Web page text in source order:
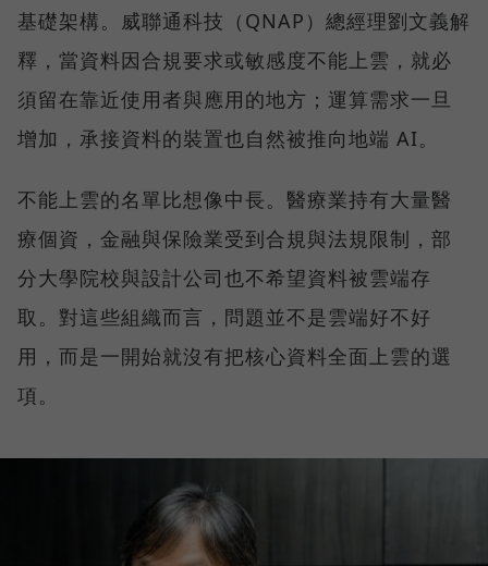
基礎架構。威聯通科技（QNAP）總經理劉文義解
釋，當資料因合規要求或敏感度不能上雲，就必
須留在靠近使用者與應用的地方；運算需求一旦
增加，承接資料的裝置也自然被推向地端 AI。
不能上雲的名單比想像中長。醫療業持有大量醫
療個資，金融與保險業受到合規與法規限制，部
分大學院校與設計公司也不希望資料被雲端存
取。對這些組織而言，問題並不是雲端好不好
用，而是一開始就沒有把核心資料全面上雲的選
項。